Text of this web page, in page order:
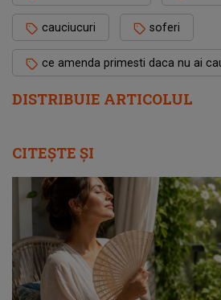
DISTRIBUIE ARTICOLUL
cauciucuri soferi
ce amenda primesti daca nu ai
CITEȘTE ȘI